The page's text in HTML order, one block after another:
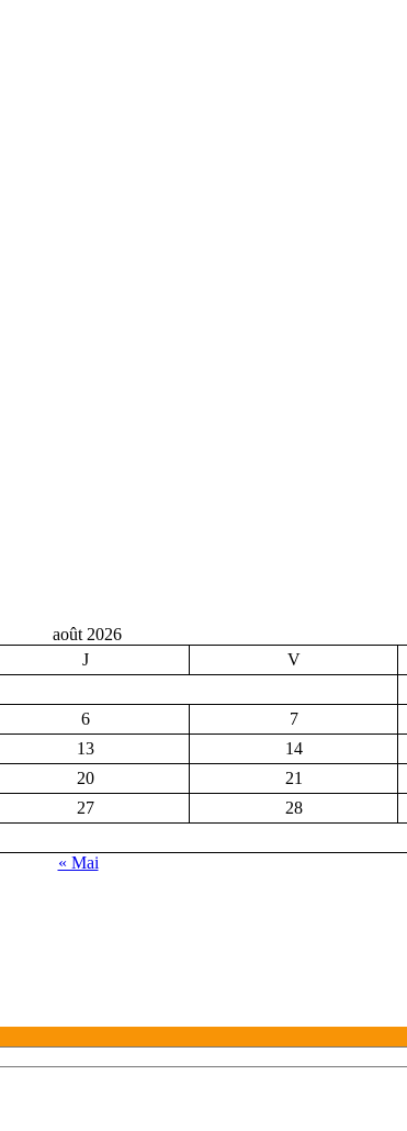
août 2026
J V
6 7
13 14
20 21
27 28
« Mai